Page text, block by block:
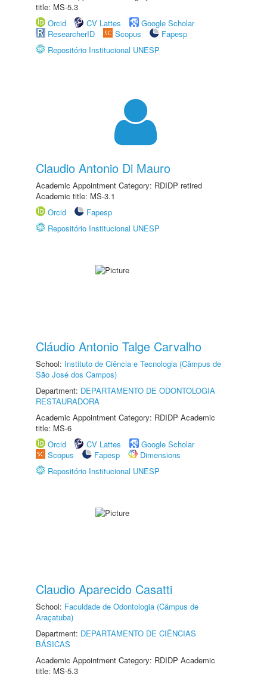
title: MS-5.3
Orcid
CV Lattes
Google Scholar
ResearcherID
Scopus
Fapesp
Repositório Institucional UNESP
Claudio Antonio Di Mauro
Academic Appointment Category: RDIDP retired
Academic title: MS-3.1
Orcid
Fapesp
Repositório Institucional UNESP
Cláudio Antonio Talge Carvalho
School: Instituto de Ciência e Tecnologia (Câmpus de
São José dos Campos)
Department: DEPARTAMENTO DE ODONTOLOGIA
RESTAURADORA
Academic Appointment Category: RDIDP Academic
title: MS-6
Orcid
CV Lattes
Google Scholar
Scopus
Fapesp
Dimensions
Repositório Institucional UNESP
Claudio Aparecido Casatti
School: Faculdade de Odontologia (Câmpus de
Araçatuba)
Department: DEPARTAMENTO DE CIÊNCIAS
BÁSICAS
Academic Appointment Category: RDIDP Academic
title: MS-5.3